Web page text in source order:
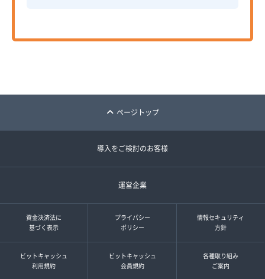
ページトップ
導入をご検討のお客様
運営企業
資金決済法に
基づく表示
プライバシー
ポリシー
情報セキュリティ
方針
ビットキャッシュ
利用規約
ビットキャッシュ
会員規約
各種取り組み
ご案内